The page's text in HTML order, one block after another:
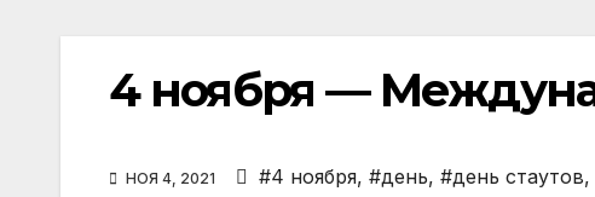
4 ноября —
НОЯ 4, 2021 #4 ноября, #день, #день стаутов,